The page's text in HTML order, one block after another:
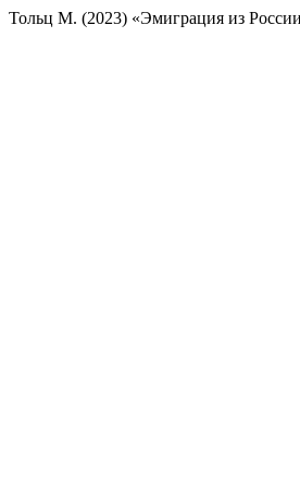
Тольц М. (2023) «Эмиграция из